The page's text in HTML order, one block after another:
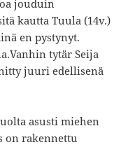
jouduin
kautta Tuula (14v.)
en pystynyt.
tytär Seija
juuri edellisenä
asusti miehen
on rakennettu